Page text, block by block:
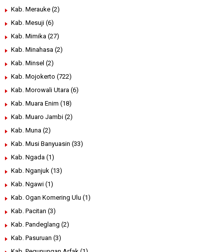
Kab. Merauke (2)
Kab. Mesuji (6)
Kab. Mimika (27)
Kab. Minahasa (2)
Kab. Minsel (2)
Kab. Mojokerto (722)
Kab. Morowali Utara (6)
Kab. Muara Enim (18)
Kab. Muaro Jambi (2)
Kab. Muna (2)
Kab. Musi Banyuasin (33)
Kab. Ngada (1)
Kab. Nganjuk (13)
Kab. Ngawi (1)
Kab. Ogan Komering Ulu (1)
Kab. Pacitan (3)
Kab. Pandeglang (2)
Kab. Pasuruan (3)